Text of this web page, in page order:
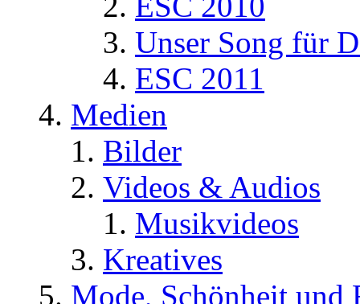
Unser Song für
ESC 2011
Medien
Bilder
Videos & Audios
Musikvideos
Kreatives
Mode, Schönheit und